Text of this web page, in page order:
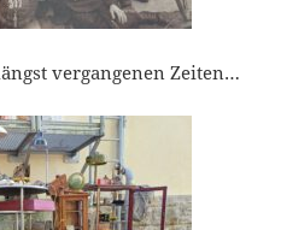
vergangenen Zeiten…